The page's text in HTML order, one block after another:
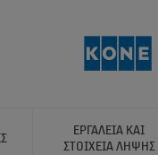
ΕΡΓΑΛΕΊΑ ΚΑΙ
ΣΤΟΙΧΕΊΑ ΛΉΨΗΣ